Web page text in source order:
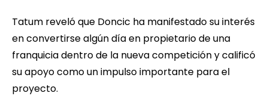
Tatum reveló que Doncic ha manifestado su interés
en convertirse algún día en propietario de una
franquicia dentro de la nueva competición y calificó
su apoyo como un impulso importante para el
proyecto.